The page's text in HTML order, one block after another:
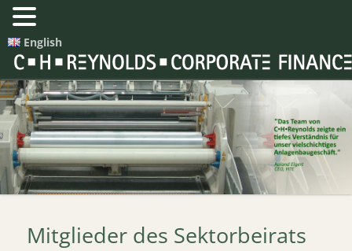
English
Mitglieder des Sektorbeirats